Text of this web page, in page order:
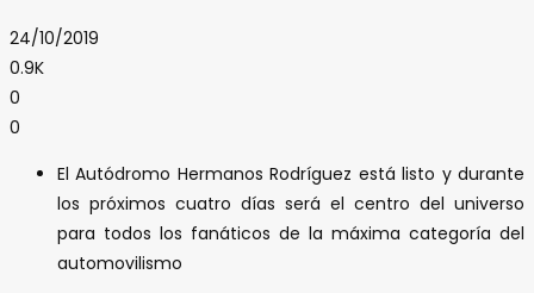
24/10/2019
0.9K
0
0
El Autódromo Hermanos Rodríguez está listo y durante
los próximos cuatro días será el centro del universo
para todos los fanáticos de la máxima categoría del
automovilismo